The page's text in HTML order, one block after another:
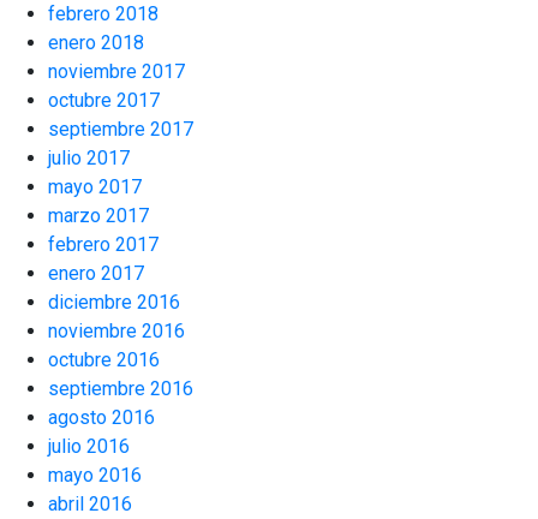
febrero 2018
enero 2018
noviembre 2017
octubre 2017
septiembre 2017
julio 2017
mayo 2017
marzo 2017
febrero 2017
enero 2017
diciembre 2016
noviembre 2016
octubre 2016
septiembre 2016
agosto 2016
julio 2016
mayo 2016
abril 2016